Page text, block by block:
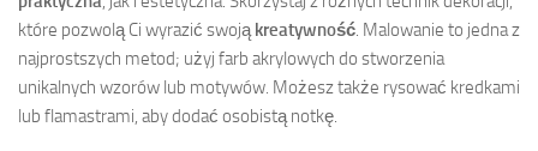
które pozwolą Ci wyrazić swojąkreatywność. Malowanie to jedna z
najprostszych metod; użyj farb akrylowych do stworzenia
unikalnych wzorów lub motywów. Możesz także rysować kredkami
lub flamastrami, aby dodać osobistą notkę.